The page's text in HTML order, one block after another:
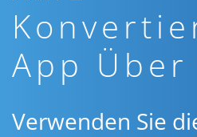
App Über
Verwenden Sie